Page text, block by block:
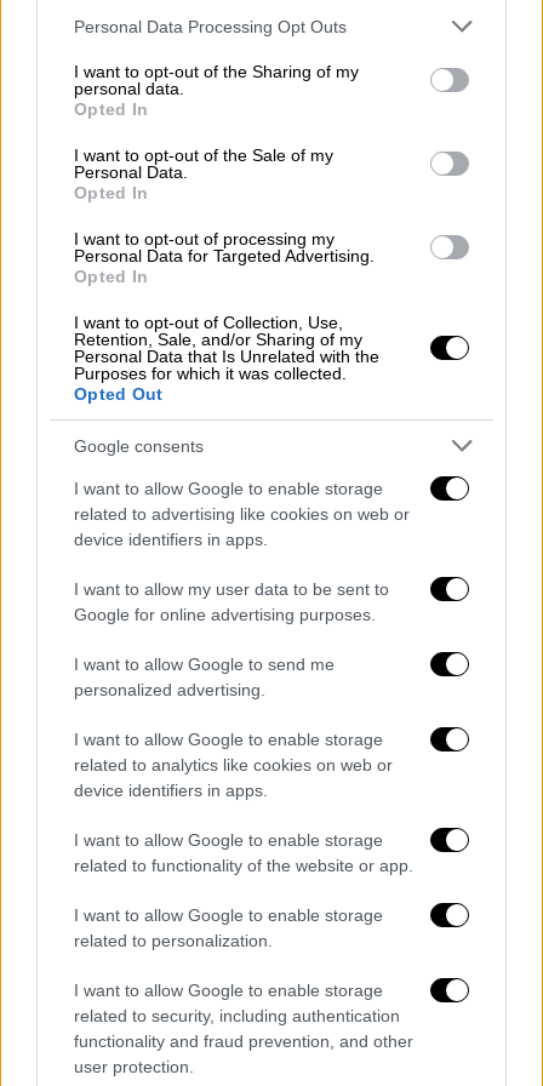
Please note that this website/app uses one or more Google
not limited to your visit or usage behaviour. You may click to
grant or deny consent to Google and its third-party tags to
use your data for below specified purposes in below Google
consent section.
Personal Data Processing Opt Outs
I want to opt-out of the Sharing of my
personal data.
Opted In
I want to opt-out of the Sale of my
Personal Data.
Opted In
I want to opt-out of processing my
Personal Data for Targeted Advertising.
Opted In
I want to opt-out of Collection, Use,
Retention, Sale, and/or Sharing of my
Personal Data that Is Unrelated with the
Purposes for which it was collected.
Opted Out
Google consents
I want to allow Google to enable storage
related to advertising like cookies on web or
device identifiers in apps.
I want to allow my user data to be sent to
Google for online advertising purposes.
I want to allow Google to send me
personalized advertising.
I want to allow Google to enable storage
related to analytics like cookies on web or
device identifiers in apps.
I want to allow Google to enable storage
related to functionality of the website or app.
I want to allow Google to enable storage
related to personalization.
I want to allow Google to enable storage
related to security, including authentication
functionality and fraud prevention, and other
user protection.
εσωτερικός συνεργάτης μπορεί επίσης να
επιβεβαιώσει ότι παρόμοιες συμφωνίες
είχαν διαπραγματευτεί και με άλλες μητέρες
των παιδιών του Μασκ.
Elon Musk tried to keep his family
matters private.
https://t.co/iOojiSM9Yg
— E! News (@enews)April 16, 2025
Σε άλλο σημείο του ρεπορτάζ της Wall Street
Journal, αποκαλύφθηκε ότι ο νεογέννητος
αναφερόταν ως R.S.C., ονομάζεται Romulus.
Το άρθρο αποκάλυψε επίσης τα
Μασκ στην υπόθεση. Σύμφωνα με την έκθεση
της Labcorp,η «πιθανότητα πατρότητας» του
Μασκ ήταν 99,9999% .
Εκπρόσωπος της St. Clair επιβεβαίωσε στο
PEOPLE ότι το τεστ πατρότητας έδειξε ότι
υπάρχει σχεδόν 100% πιθανότητα
πατρότητας, καθώς και το όνομα του
βρέφους.
Τον Φεβρουάριο του 2025, η St. Clair
ανέβασε μια ανακοίνωση στο X,
αποκαλύπτοντας ότι εκείνη και ο Μασκ
καλωσόρισαν ένα παιδί μαζί τον Σεπτέμβριο
του 2024. Ο Μασκείναι επίσης πατέρας
άλλων 13 παιδιών,τα οποία μοιράζεται με
άλλες τρεις γυναίκες